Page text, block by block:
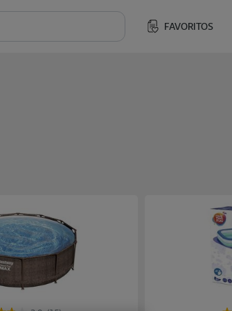
FAVORITOS